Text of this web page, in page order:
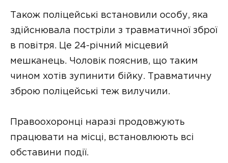
Також поліцейські встановили особу, яка
здійснювала постріли з травматичної зброї
в повітря. Це 24-річний місцевий
мешканець. Чоловік пояснив, що таким
чином хотів зупинити бійку. Травматичну
зброю поліцейські теж вилучили.
Правоохоронці наразі продовжують
працювати на місці, встановлюють всі
обставини події.